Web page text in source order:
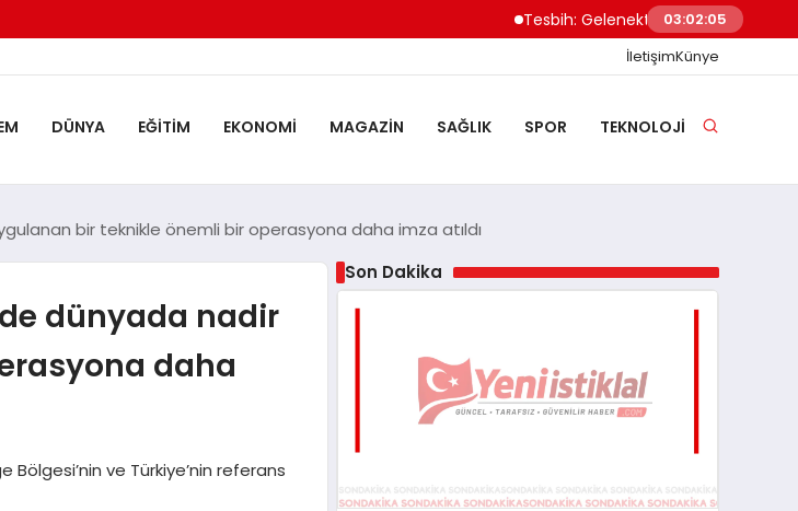
Tesbih: Gelenekten Modern Modaya
03:02:06
İletişimKünye
DÜNYA EĞITIM EKONOMI MAGAZIN SAĞLIK SPOR TEKNOLOJI
bir teknikle önemli bir operasyona daha imza atıldı
dünyada nadir
daha
Bölgesi’nin ve Türkiye’nin referans
Son Dakika